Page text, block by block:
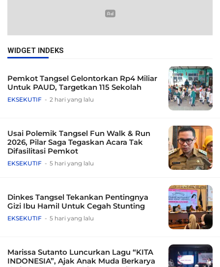
WIDGET INDEKS
Pemkot Tangsel Gelontorkan Rp4 Miliar
Untuk PAUD, Targetkan 115 Sekolah
EKSEKUTIF 2 hari yang lalu
Usai Polemik Tangsel Fun Walk & Run
2026, Pilar Saga Tegaskan Acara Tak
Difasilitasi Pemkot
EKSEKUTIF 5 hari yang lalu
Dinkes Tangsel Tekankan Pentingnya
Gizi Ibu Hamil Untuk Cegah Stunting
EKSEKUTIF 5 hari yang lalu
Marissa Sutanto Luncurkan Lagu “KITA
INDONESIA”, Ajak Anak Muda Berkarya